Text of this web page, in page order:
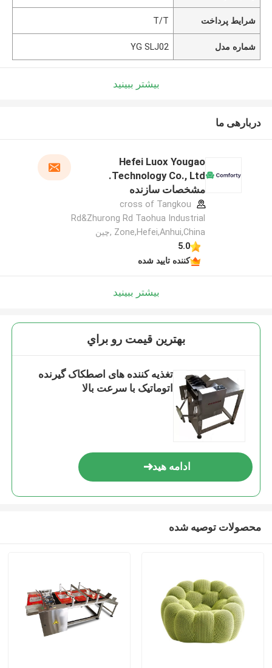
شرایط پرداخت T/T
شماره مدل YG SLJ02
بیشتر ببینید
دربارهی ما
Hefei Luox Yougao
Technology Co., Ltd.
مشخصات سازنده
cross of Tangkou
Rd&Zhurong Rd Taohua Industrial
Zone,Hefei,Anhui,China ,چین
5.0
کننده تایید شده
بیشتر ببینید
بهترين قيمت رو براي
تغذیه کننده های اصطکاک گیرنده
اتوماتیک با سرعت بالا
ادامه هید
محصولات توصیه شده